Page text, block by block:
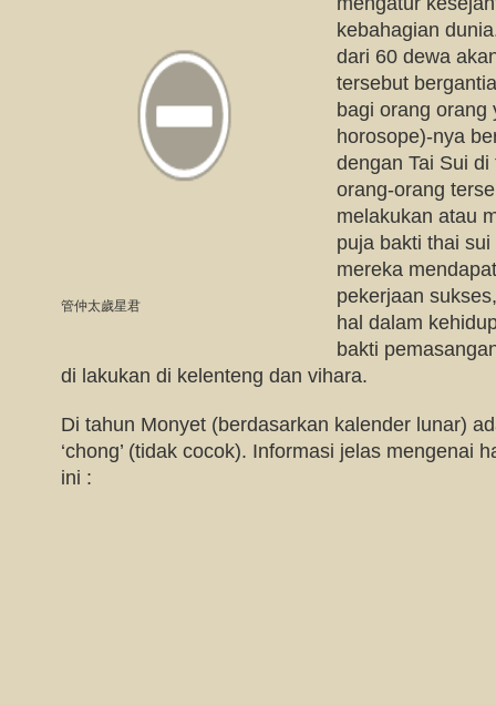
管仲太歲星君
kebahagian
dari 60 dewa
tersebut
bagi orang orang
horosope)-nya
dengan Tai Sui
orang-orang
melakukan atau
puja bakti thai
mereka
pekerjaan
hal dalam
bakti
di lakukan di kelenteng dan vihara.
Di tahun Monyet (berdasarkan kalender lunar)
‘chong’ (tidak cocok). Informasi jelas mengenai
ini :